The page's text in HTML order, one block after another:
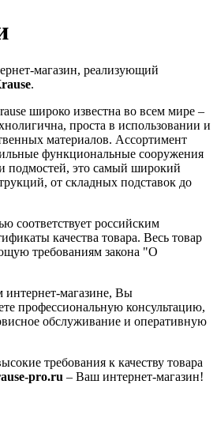
магазин, реализующий
.
широко известна во всем мире –
проста в использовании и
материалов. Ассортимент
функциональные сооружения
подмостей, это самый широкий
от складных подставок до
соответствует российским
качества товара. Весь товар
требованиям закона "О
интернет-магазине, Вы
профессиональную консультацию,
обслуживание и оперативную
требования к качеству товара
pro.ru – Ваш интернет-магазин!